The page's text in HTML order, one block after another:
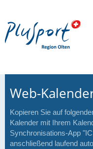
Web-
Kopieren Sie auf
Kalender mit Ihrem
Synchronisations-App
anschließend laufend